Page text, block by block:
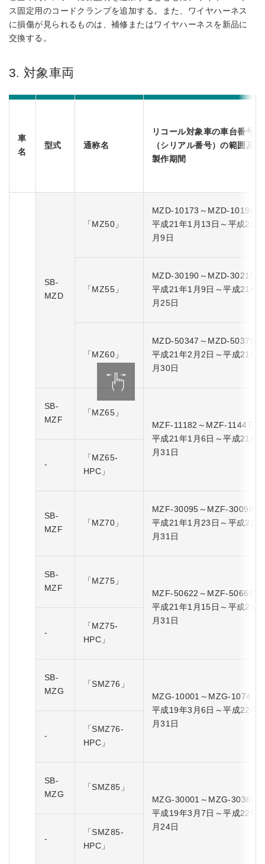
ス固定用のコードクランプを追加する。また、ワイヤハーネス
に損傷が見られるものは、補修またはワイヤハーネスを新品に
交換する。
3. 対象車両
車
名
型式 通称名
リコール対象車の車台番号
（シリアル番号）の範囲及び
製作期間
SB-
MZD
「MZ50」
MZD-10173～MZD-10190
平成21年1月13日～平成21
月9日
「MZ55」
MZD-30190～MZD-30210
平成21年1月9日～平成21年3
月25日
「MZ60」
MZD-50347～MZD-50378
平成21年2月2日～平成21年4
月30日
SB-
MZF
「MZ65」
MZF-11182～MZF-11447
平成21年1月6日～平成21年7
月31日
-
「MZ65-
HPC」
SB-
MZF
「MZ70」
MZF-30095～MZF-30098
平成21年1月23日～平成21
月31日
SB-
MZF
「MZ75」
MZF-50622～MZF-50669
平成21年1月15日～平成21
月31日
-
「MZ75-
HPC」
SB-
MZG
「SMZ76」
MZG-10001～MZG-10747
平成19年3月6日～平成22年5
月31日
-
「SMZ76-
HPC」
SB-
MZG
「SMZ85」
MZG-30001～MZG-30360
平成19年3月7日～平成22年5
月24日
-
「SMZ85-
HPC」